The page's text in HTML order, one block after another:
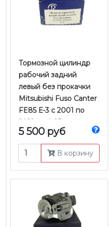
Тормозной цилиндр
рабочий задний
левый без прокачки
Mitsubishi Fuso Canter
FE85 Е-3 с 2001 по
2012 г.в. | CR
5 500 руб
В корзину